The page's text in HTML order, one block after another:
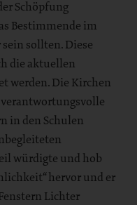
Schöpfung
Bestimmende im
sollten. Diese
die aktuellen
werden. Die Kirchen
in den Schulen
würdigte und hob
hervor und er
Lichter